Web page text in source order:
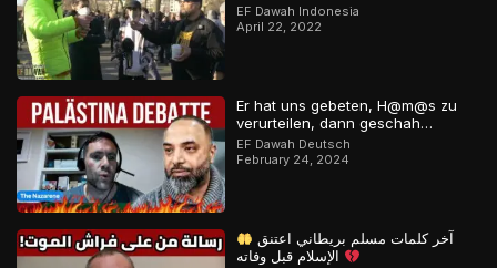
EF Dawah Indonesia
April 22, 2022
Er hat uns gebeten, H@m@s zu
verurteilen, dann geschah…
EF Dawah Deutsch
February 24, 2024